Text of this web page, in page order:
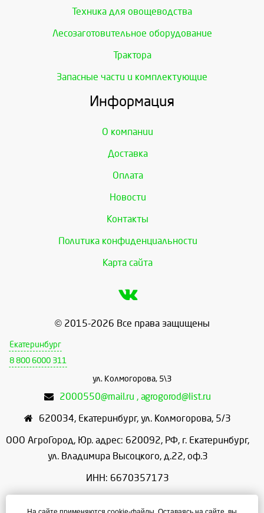
Техника для овощеводства
Лесозаготовительное оборудование
Трактора
Запасные части и комплектующие
Информация
О компании
Доставка
Оплата
Новости
Контакты
Политика конфиденциальности
Карта сайта
© 2015-2026 Все права защищены
Екатеринбург
8 800 6000 311
ул. Колмогорова, 5\3
2000550@mail.ru , agrogorod@list.ru
620034, Екатеринбург, ул. Колмогорова, 5/3
ООО АгроГород, Юр. адрес: 620092, РФ, г. Екатеринбург,
ул. Владимира Высоцкого, д.22, оф.3
ИНН: 6670357173